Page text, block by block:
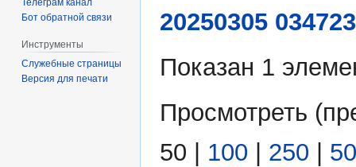
20250305
Показан 1
Просмотреть (
50 | 100 | 250 |
Телеграм канал
Бот обратной связи
Инструменты
Служебные страницы
Версия для печати